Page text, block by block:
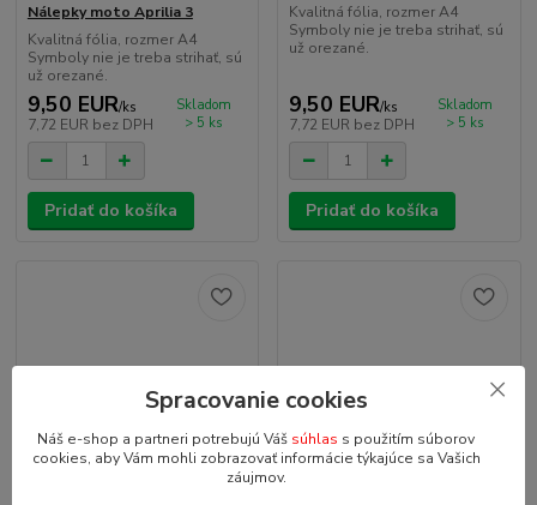
Nálepky moto Aprilia 3
Kvalitná fólia, rozmer A4
Symboly nie je treba strihať, sú
už orezané.
9,50 EUR/ks
7,72 EUR bez DPH
Skladom
> 5 ks
Pridať do košíka
Kvalitná fólia, rozmer A4
Symboly nie je treba strihať, sú
už orezané.
9,50 EUR/ks
7,72 EUR bez DPH
Skladom
> 5 ks
Pridať do košíka
Spracovanie cookies
Náš e-shop a partneri potrebujú Váš súhlas s použitím súborov
cookies, aby Vám mohli zobrazovať informácie týkajúce sa Vašich
záujmov.